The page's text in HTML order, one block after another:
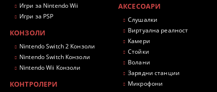
Игри за Nintendo Wii
Игри за PSP
КОНЗОЛИ
Nintendo Switch 2 Конзоли
Nintendo Switch Конзоли
Nintendo Wii Конзоли
КОНТРОЛЕРИ
АКСЕСОАРИ
Слушалки
Виртуална реалност
Камери
Стойки
Волани
Зарядни станции
Микрофони